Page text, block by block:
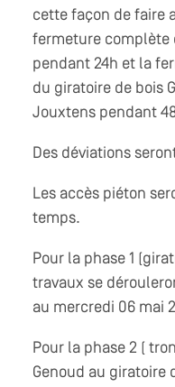
cette façon de faire
fermeture complète
pendant 24h et la
du giratoire de bois
Jouxtens pendant
Des déviations
Les accès piéton
temps.
Pour la phase 1
travaux se
au mercredi 06 mai
Pour la phase 2 (
Genoud au giratoire